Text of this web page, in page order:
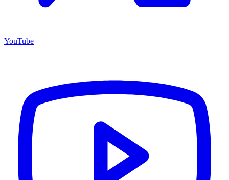
YouTube